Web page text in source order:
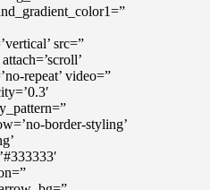
src=”
repeat’ video=”
border-styling’